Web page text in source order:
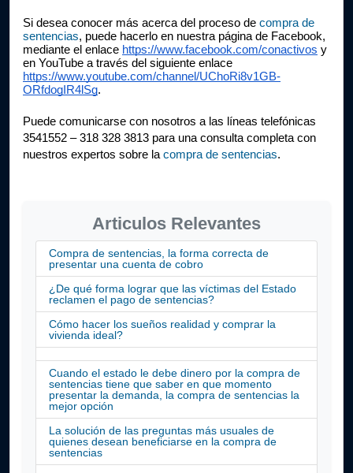
Si desea conocer más acerca del proceso de compra de
sentencias, puede hacerlo en nuestra página de Facebook,
mediante el enlace https://www.facebook.com/conactivos y
https://www.youtube.com/channel/UChoRi8v1GB-
ORfdogIR4lSg.
Puede comunicarse con nosotros a las líneas telefónicas
3541552 – 318 328 3813 para una consulta completa con
nuestros expertos sobre la compra de sentencias.
Articulos Relevantes
Compra de sentencias, la forma correcta de
presentar una cuenta de cobro
¿De qué forma lograr que las víctimas del Estado
reclamen el pago de sentencias?
Cómo hacer los sueños realidad y comprar la
vivienda ideal?
Cuando el estado le debe dinero por la compra de
sentencias tiene que saber en que momento
presentar la demanda, la compra de sentencias la
mejor opción
La solución de las preguntas más usuales de
quienes desean beneficiarse en la compra de
sentencias